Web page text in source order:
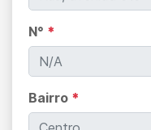
N° *
Bairro *